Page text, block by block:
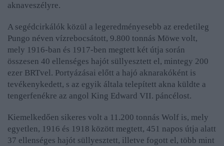
aknaveszélyre.
A segédcirkálók közül a legeredményesebb az eredetileg
Pungo néven vízrebocsátott, 9.800 tonnás Möwe volt,
mely 1916-ban és 1917-ben megtett két útja során
összesen 40 ellenséges hajót süllyesztett el, mintegy 200
ezer BRTvel. Portyázásai előtt a hajó aknarakóként is
tevékenykedett, s az egyik általa telepített akna küldte a
tengerfenékre az angol King Edward VII. páncélost.
Kiemelkedően sikeres volt a 11.200 tonnás Wolf is, mely
egyetlen, 1916 és 1918 között megtett, 451 napos útja alatt
37 ellenséges hajót süllyesztett, illetve fogott el, több mint